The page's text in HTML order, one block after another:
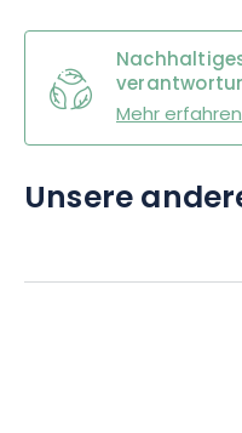
Mehr erfahren
Unsere